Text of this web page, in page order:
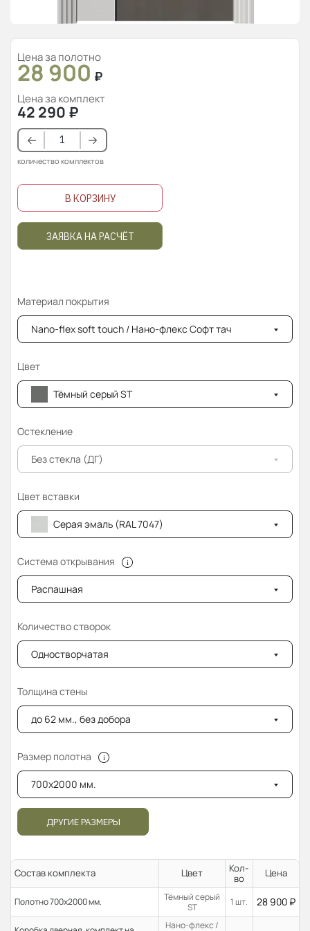
Цена за полотно
28 900 ₽
Цена за комплект
42 290 ₽
количество комплектов
В КОРЗИНУ
ЗАЯВКА НА РАСЧЁТ
Материал покрытия
Nano-flex soft touch / Нано-флекс Софт тач
Цвет
Тёмный серый ST
Остекление
Без стекла (ДГ)
Цвет вставки
Серая эмаль (RAL 7047)
Система открывания
Распашная
Количество створок
Одностворчатая
Толщина стены
до 62 мм., без добора
Размер полотна
700x2000 мм.
ДРУГИЕ РАЗМЕРЫ
Состав комплекта Цвет
Кол-
во
Цена
Полотно 700x2000 мм.
Тёмный серый
ST
1 шт. 28 900 ₽
Нано-флекс /